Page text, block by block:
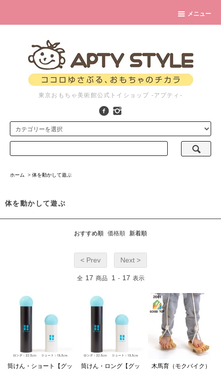
メニュー
東京おもちゃ美術館公式トイショップ -アプティ-
ホーム > 体を動かして遊ぶ
体を動かして遊ぶ
おすすめ順 価格順 新着順
< Prev Next >
全 17 商品 1 - 17 表示
筒けん・ショート【グッ
筒けん・ロング【グッ
木馬育（モクバイク）